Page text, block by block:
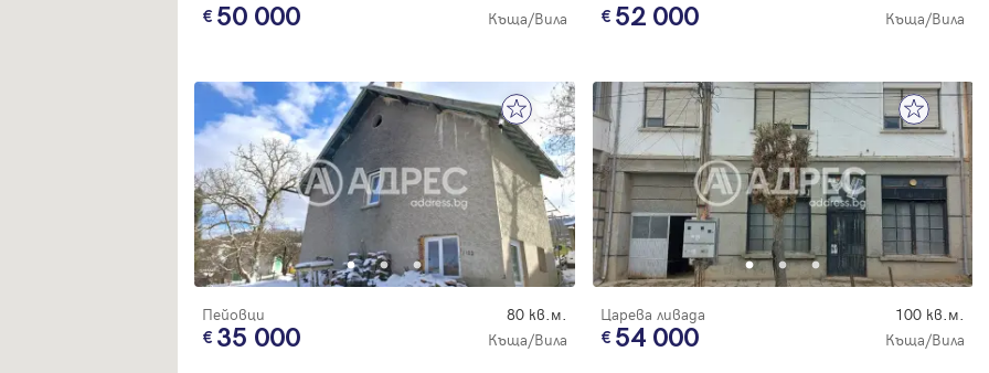
50 000 Къща/Вила 52 000 Къща/Вила
Пейовци 80 кв.м.
35 000 Къща/Вила
Царева ливада 100 кв.м.
54 000 Къща/Вила